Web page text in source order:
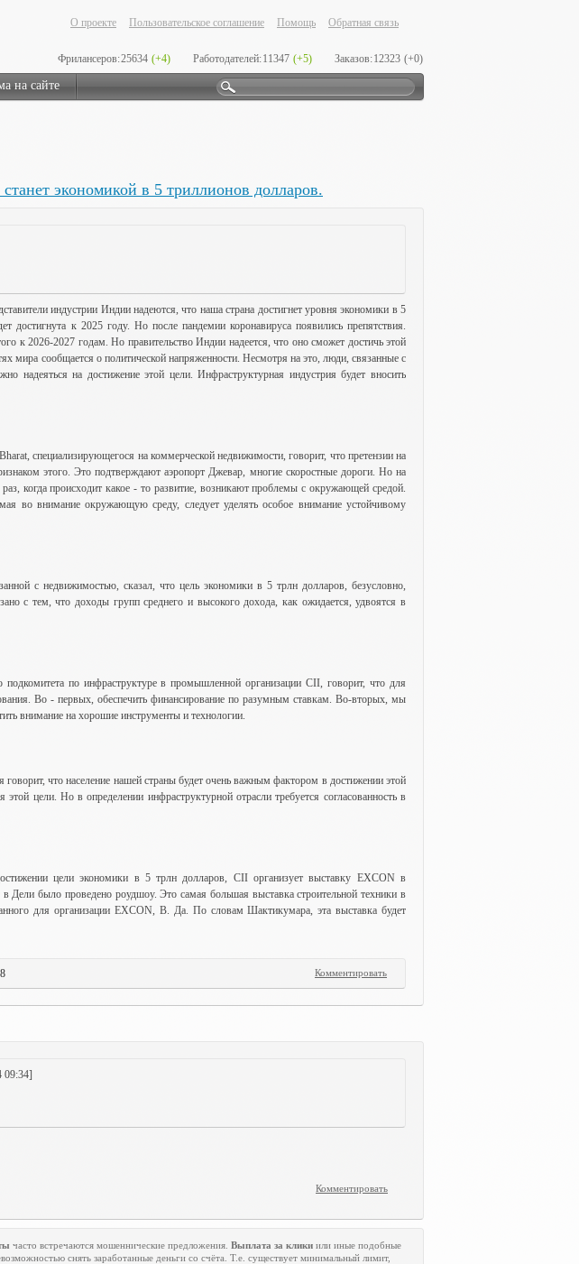
О проекте Пользовательское соглашение Помощь Обратная связь
Фрилансеров:25634 (+4) Работодателей:11347 (+5) Заказов:12323 (+0)
на сайте
экономикой в 5 триллионов долларов.
индустрии Индии надеются, что наша страна достигнет уровня экономики в 5
достигнута к 2025 году. Но после пандемии коронавируса появились препятствия.
к 2026-2027 годам. Но правительство Индии надеется, что оно сможет достичь этой
мира сообщается о политической напряженности. Несмотря на это, люди, связанные с
надеяться на достижение этой цели. Инфраструктурная индустрия будет вносить
специализирующегося на коммерческой недвижимости, говорит, что претензии на
этого. Это подтверждают аэропорт Джевар, многие скоростные дороги. Но на
когда происходит какое - то развитие, возникают проблемы с окружающей средой.
во внимание окружающую среду, следует уделять особое внимание устойчивому
с недвижимостью, сказал, что цель экономики в 5 трлн долларов, безусловно,
с тем, что доходы групп среднего и высокого дохода, как ожидается, удвоятся в
подкомитета по инфраструктуре в промышленной организации CII, говорит, что для
Во - первых, обеспечить финансирование по разумным ставкам. Во-вторых, мы
внимание на хорошие инструменты и технологии.
что население нашей страны будет очень важным фактором в достижении этой
цели. Но в определении инфраструктурной отрасли требуется согласованность в
цели экономики в 5 трлн долларов, CII организует выставку EXCON в
Дели было проведено роудшоу. Это самая большая выставка строительной техники в
для организации EXCON, В. Да. По словам Шактикумара, эта выставка будет
Комментировать
09:34]
Комментировать
часто встречаются мошеннические предложения. Выплата за клики или иные подобные
снять заработанные деньги со счёта. Т.е. существует минимальный лимит,